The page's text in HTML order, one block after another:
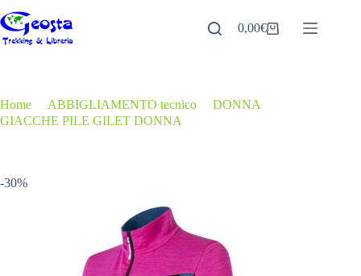
al
contenuto
Carrello
0,00€
Home ABBIGLIAMENTO tecnico DONNA
GIACCHE PILE GILET DONNA
-30%